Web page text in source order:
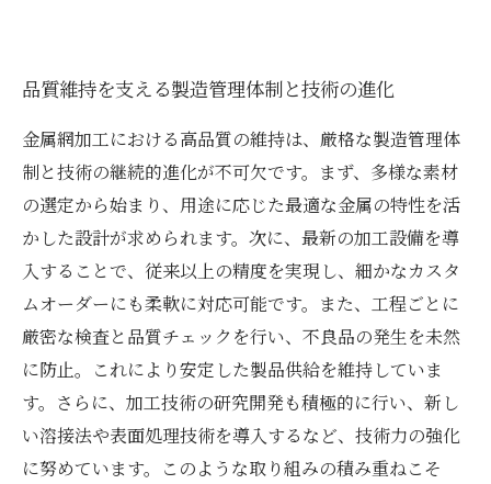
品質維持を支える製造管理体制と技術の進化
金属網加工における高品質の維持は、厳格な製造管理体
制と技術の継続的進化が不可欠です。まず、多様な素材
の選定から始まり、用途に応じた最適な金属の特性を活
かした設計が求められます。次に、最新の加工設備を導
入することで、従来以上の精度を実現し、細かなカスタ
ムオーダーにも柔軟に対応可能です。また、工程ごとに
厳密な検査と品質チェックを行い、不良品の発生を未然
に防止。これにより安定した製品供給を維持していま
す。さらに、加工技術の研究開発も積極的に行い、新し
い溶接法や表面処理技術を導入するなど、技術力の強化
に努めています。このような取り組みの積み重ねこそ